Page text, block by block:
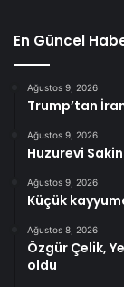
En Güncel
Ağustos 9, 2026
Trump’tan
Ağustos 9, 2026
Huzurevi
Ağustos 9, 2026
Küçük
Ağustos 8, 2026
Özgür Çelik,
oldu